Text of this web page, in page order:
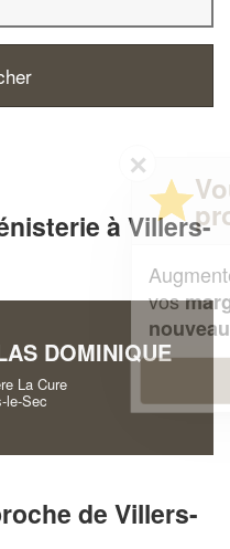
à Villers-
DOMINIQUE
La Cure
le-Sec
de Villers-
?
chiffre d'affaireset
en gagnant de
savoir plus